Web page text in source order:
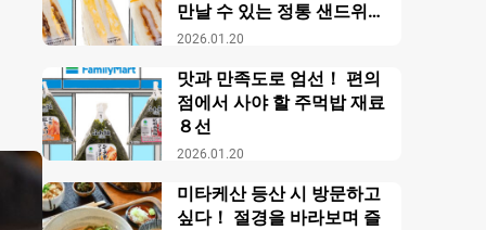
2026.01.20
만날 수 있는 정통 샌드위치
【패밀리마트】
2026.01.20
맛과 만족도로 엄선！ 편의
점에서 사야 할 주먹밥 재료
８선
미타케산 등산 시 방문하고
싶다！ 절경을 바라보며 즐